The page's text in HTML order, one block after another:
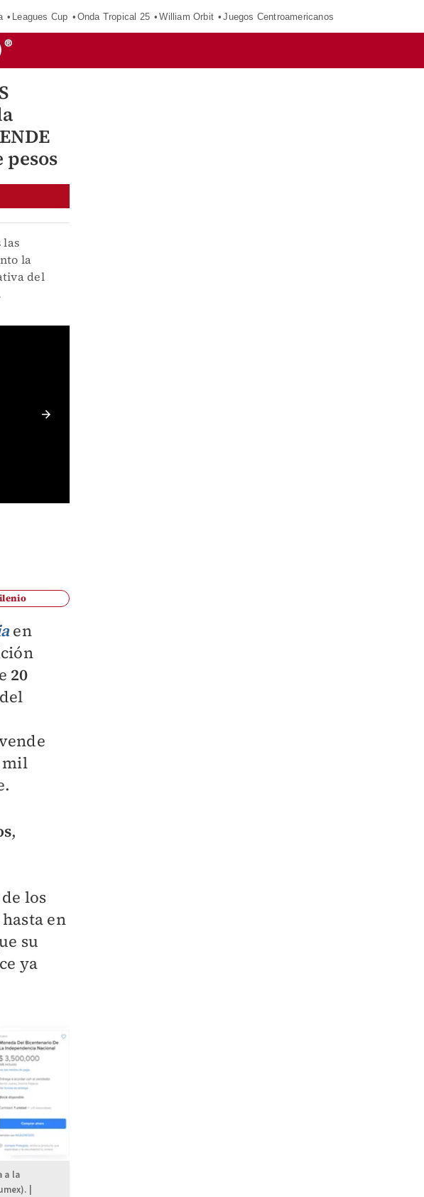
Leagues Cup Onda Tropical 25 William Orbit Juegos Centroamericanos
pesos
las
la
del
en
20
mil
,
los
en
su
ya
a la
|